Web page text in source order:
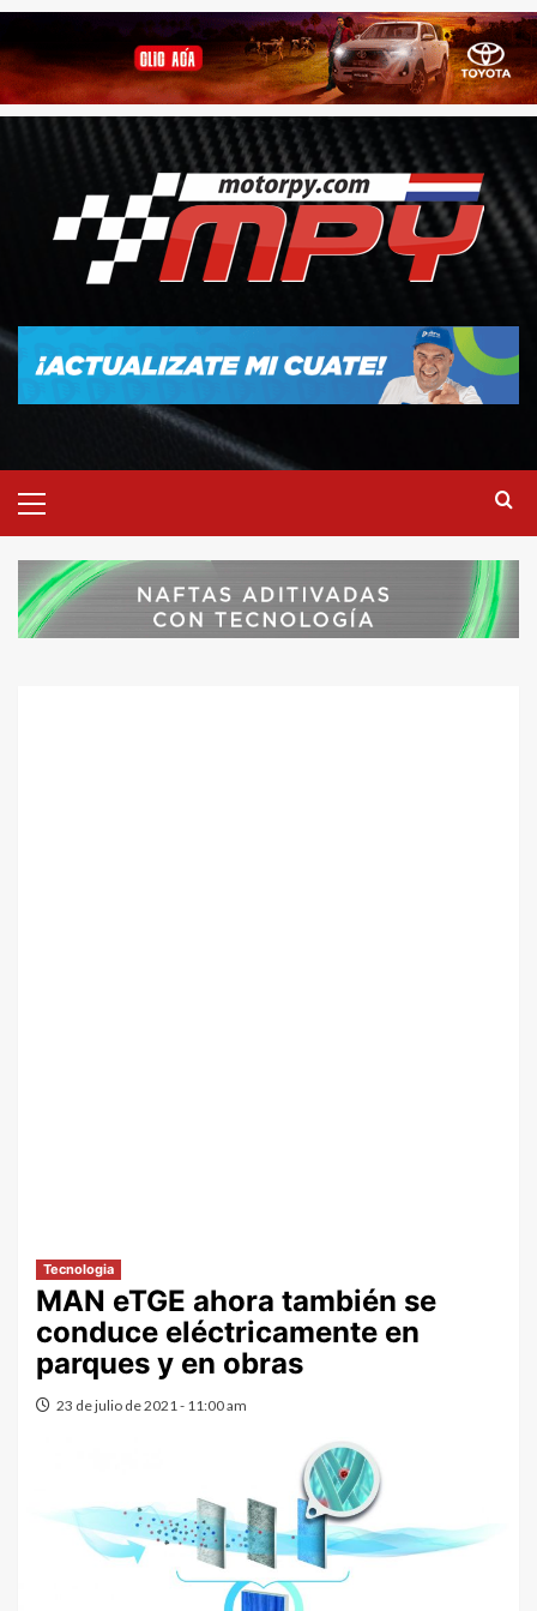
Tecnologia
MAN eTGE ahora también se
conduce eléctricamente en
parques y en obras
23 de julio de 2021 - 11:00 am